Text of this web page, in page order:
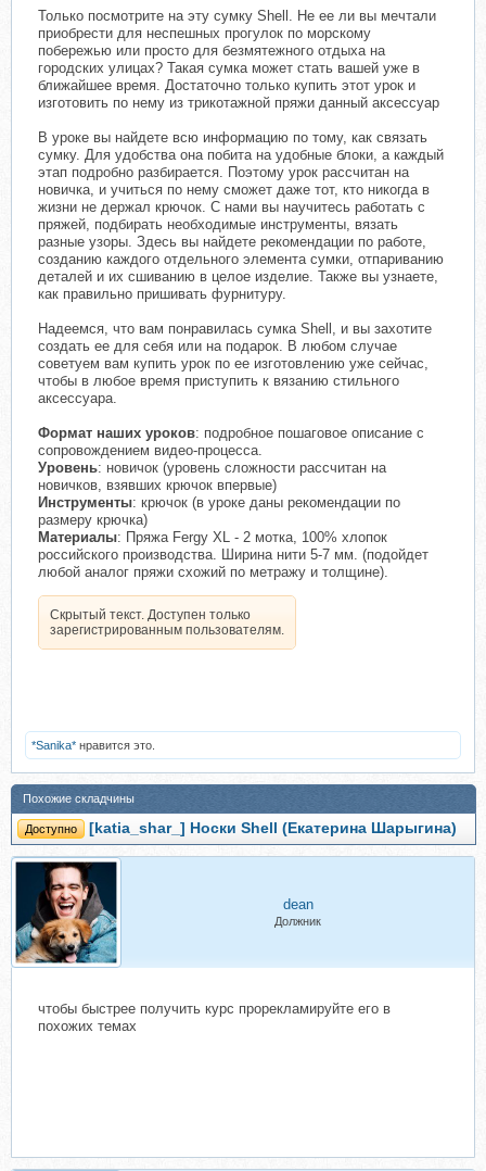
Только посмотрите на эту сумку Shell. Не ее ли вы мечтали
приобрести для неспешных прогулок по морскому
побережью или просто для безмятежного отдыха на
городских улицах? Такая сумка может стать вашей уже в
ближайшее время. Достаточно только купить этот урок и
изготовить по нему из трикотажной пряжи данный аксессуар
В уроке вы найдете всю информацию по тому, как связать
сумку. Для удобства она побита на удобные блоки, а каждый
этап подробно разбирается. Поэтому урок рассчитан на
новичка, и учиться по нему сможет даже тот, кто никогда в
жизни не держал крючок. С нами вы научитесь работать с
пряжей, подбирать необходимые инструменты, вязать
разные узоры. Здесь вы найдете рекомендации по работе,
созданию каждого отдельного элемента сумки, отпариванию
деталей и их сшиванию в целое изделие. Также вы узнаете,
как правильно пришивать фурнитуру.
Надеемся, что вам понравилась сумка Shell, и вы захотите
создать ее для себя или на подарок. В любом случае
советуем вам купить урок по ее изготовлению уже сейчас,
чтобы в любое время приступить к вязанию стильного
аксессуара.
Формат наших уроков: подробное пошаговое описание с
сопровождением видео-процесса.
Уровень: новичок (уровень сложности рассчитан на
новичков, взявших крючок впервые)
Инструменты: крючок (в уроке даны рекомендации по
размеру крючка)
Материалы: Пряжа Fergy XL - 2 мотка, 100% хлопок
российского производства. Ширина нити 5-7 мм. (подойдет
любой аналог пряжи схожий по метражу и толщине).
Скрытый текст. Доступен только
зарегистрированным пользователям.
*Sanika* нравится это.
Похожие складчины
Доступно [katia_shar_] Носки Shell (Екатерина Шарыгина)
dean
Должник
чтобы быстрее получить курс прорекламируйте его в
похожих темах